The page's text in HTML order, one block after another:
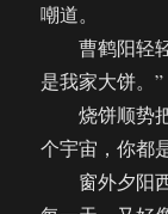
嘲道。
曹鹤阳轻轻
是我家大饼。”
烧饼顺势把
个宇宙，你都
窗外夕阳西